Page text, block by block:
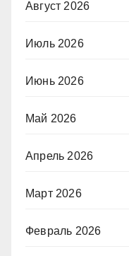
Август 2026
Июль 2026
Июнь 2026
Май 2026
Апрель 2026
Март 2026
Февраль 2026